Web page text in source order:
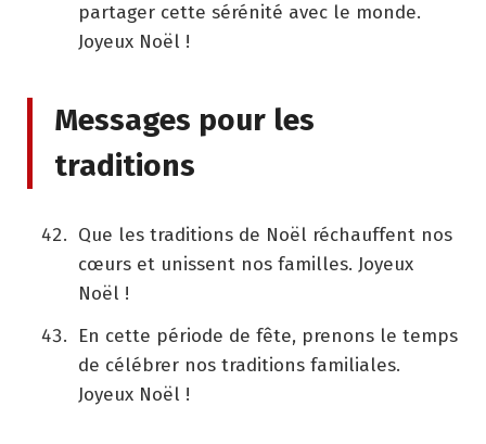
partager cette sérénité avec le monde.
Joyeux Noël !
Messages pour les
traditions
Que les traditions de Noël réchauffent nos
cœurs et unissent nos familles. Joyeux
Noël !
En cette période de fête, prenons le temps
de célébrer nos traditions familiales.
Joyeux Noël !